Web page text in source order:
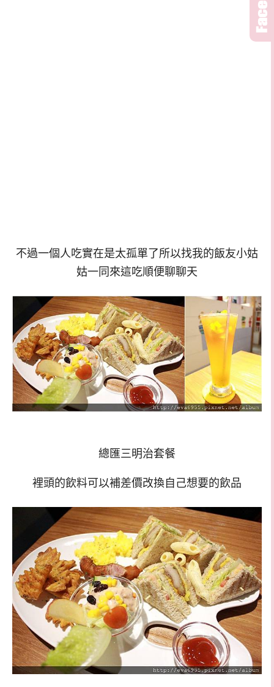
不過一個人吃實在是太孤單了所以找我的飯友小姑
姑一同來這吃順便聊聊天
總匯三明治套餐
裡頭的飲料可以補差價改換自己想要的飲品